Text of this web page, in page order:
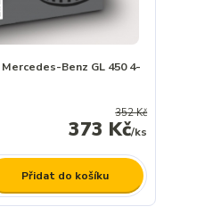
Benz GL 450 4-
352 Kč
373 Kč/ks
Přidat do košíku